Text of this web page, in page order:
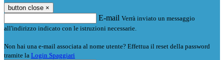
button close ×
E-mail Verrà inviato un messaggio
all'indirizzo indicato con le istruzioni necessarie.
Non hai una e-mail associata al nome utente? Effettua il reset della password
tramite la Login Spaggiari